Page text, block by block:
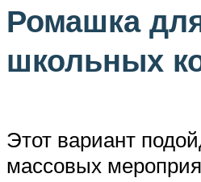
Ромашка
школьных
Этот вариант
массовых